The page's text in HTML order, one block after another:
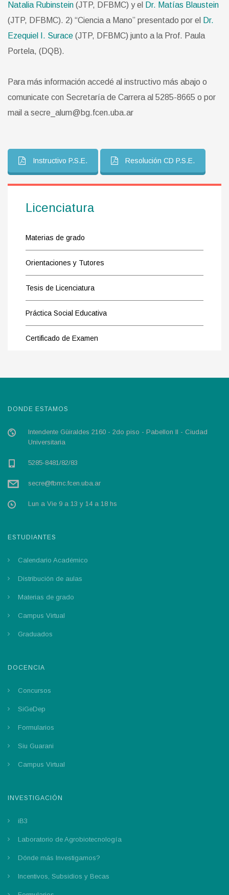
Natalia Rubinstein (JTP, DFBMC) y el
Dr. Matías Blaustein
(JTP, DFBMC). 2) “Ciencia a Mano” presentado por el
Dr.
Ezequiel I. Surace (JTP, DFBMC) junto a la Prof. Paula
Portela, (DQB).
Para más información accedé al instructivo más abajo o
comunicate con Secretaría de Carrera al 5285-8665 o por
mail a secre_alum@bg.fcen.uba.ar
Instructivo P.S.E. Resolución CD P.S.E.
Licenciatura
Materias de grado
Orientaciones y Tutores
Tesis de Licenciatura
Práctica Social Educativa
Certificado de Examen
DONDE ESTAMOS
Intendente Güiraldes 2160 - 2do piso - Pabellon II - Ciudad
Universitaria
5285-8481/82/83
secre@fbmc.fcen.uba.ar
Lun a Vie 9 a 13 y 14 a 18 hs
ESTUDIANTES
Calendario Académico
Distribución de aulas
Materias de grado
Campus Virtual
Graduados
DOCENCIA
Concursos
SiGeDep
Formularios
Siu Guarani
Campus Virtual
INVESTIGACIÓN
iB3
Laboratorio de Agrobiotecnología
Dónde más Investigamos?
Incentivos, Subsidios y Becas